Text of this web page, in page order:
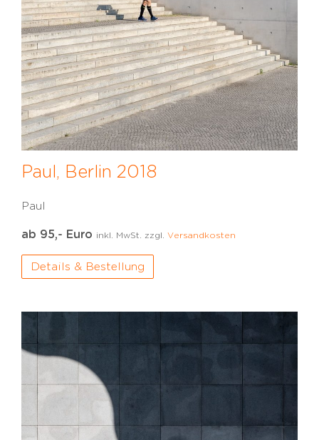
Paul, Berlin 2018
Paul
ab 95,- Euro inkl. MwSt. zzgl. Versandkosten
Details & Bestellung